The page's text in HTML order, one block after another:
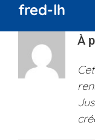
fred-lh
À